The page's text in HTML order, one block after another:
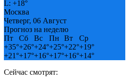
L: +18°
Москва
Четверг, 06 Август
Прогноз на неделю
Пт
Сб Вс Пн Вт
Ср
+35°+26°+24°+25°+22°+19°
+21°+17°+16°+17°+16°+14°
Сейчас смотрят: